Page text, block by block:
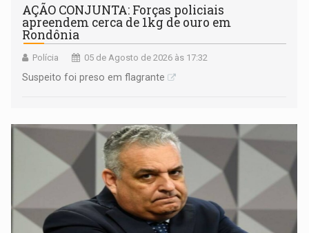
AÇÃO CONJUNTA: Forças policiais
apreendem cerca de 1kg de ouro em
Rondônia
Polícia 05 de Agosto de 2026 às 17:32
Suspeito foi preso em flagrante